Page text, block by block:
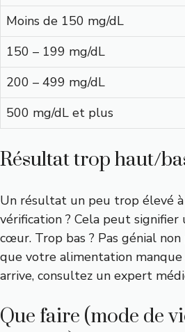
Moins de 150 mg/dL
150 – 199 mg/dL
200 – 499 mg/dL
500 mg/dL et plus
Résultat trop haut/
Un résultat un peu trop élevé
vérification ? Cela peut
cœur. Trop bas ? Pas génial
que votre alimentation manque
arrive, consultez un expert
Que faire (mode de